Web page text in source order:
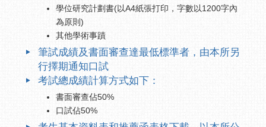
學位研究計劃書(以A4紙張打印，字數以1200字內
為原則)
其他學術事蹟
筆試成績及書面審查達最低標準者，由本所另
行擇期通知口試
考試總成績計算方式如下：
書面審查佔50%
口試佔50%